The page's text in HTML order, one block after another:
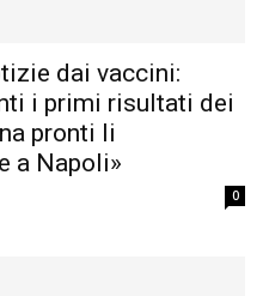
dai vaccini:
i primi risultati dei
pronti li
a Napoli»
0